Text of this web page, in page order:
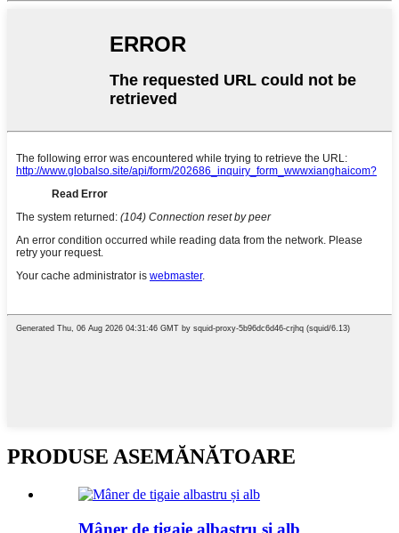
PRODUSE ASEMĂNĂTOARE
Mâner de tigaie albastru și alb